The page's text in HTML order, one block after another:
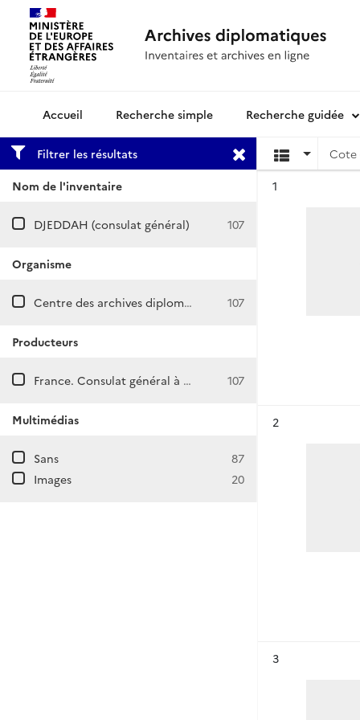
Archives diplomatiquesRecherche simple Recherche guidée
Filtrer les résultats
Nom de l'inventaire
DJEDDAH (consulat général) 107
Organisme
Centre des archives diplomatiques de Nantes 107
Producteurs
France. Consulat général à Djedda (Arabie saoudite) 107
Multimédias
Sans
87
Images
20
Cote
1
2
3